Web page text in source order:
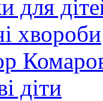
для
хвороби
діти